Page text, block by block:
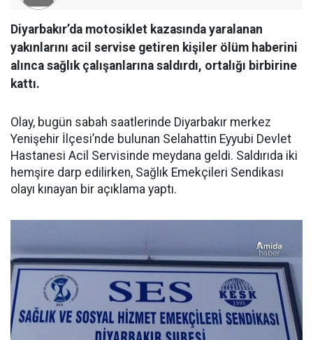
Diyarbakır’da motosiklet kazasında yaralanan
yakınlarını acil servise getiren kişiler ölüm haberini
alınca sağlık çalışanlarına saldırdı, ortalığı birbirine
kattı.
Olay, bugün sabah saatlerinde Diyarbakır merkez
Yenişehir İlçesi’nde bulunan Selahattin Eyyubi Devlet
Hastanesi Acil Servisinde meydana geldi. Saldırıda iki
hemşire darp edilirken, Sağlık Emekçileri Sendikası
olayı kınayan bir açıklama yaptı.